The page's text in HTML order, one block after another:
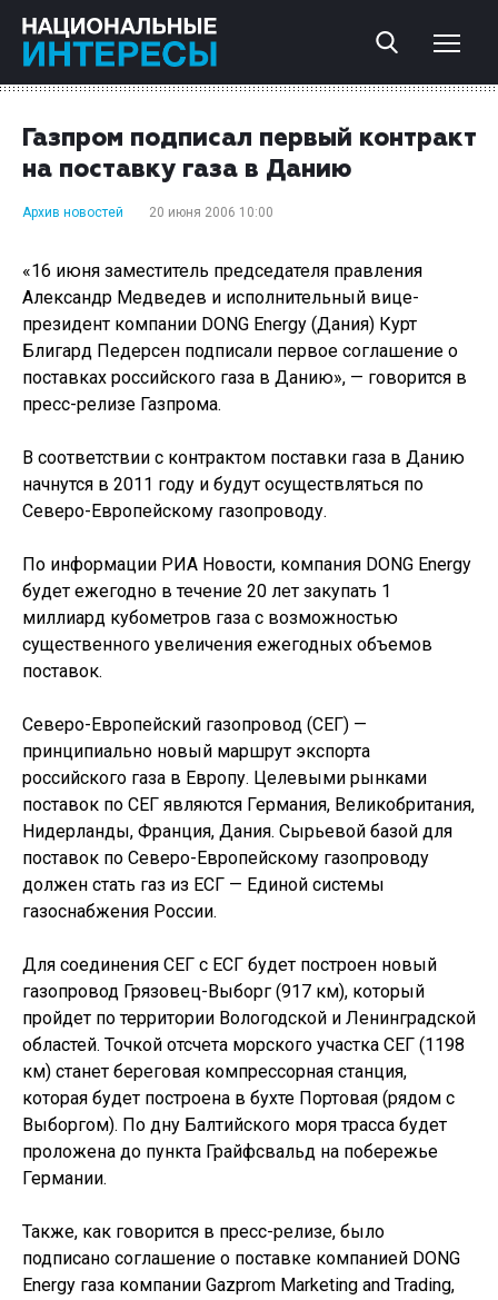
Газпром подписал первый контракт
на поставку газа в Данию
Архив новостей 20 июня 2006 10:00
«16 июня заместитель председателя правления
Александр Медведев и исполнительный вице-
президент компании DONG Energy (Дания) Курт
Блигард Педерсен подписали первое соглашение о
поставках российского газа в Данию», — говорится в
пресс-релизе Газпрома.
В соответствии с контрактом поставки газа в Данию
начнутся в 2011 году и будут осуществляться по
Северо-Европейскому газопроводу.
По информации РИА Новости, компания DONG Energy
будет ежегодно в течение 20 лет закупать 1
миллиард кубометров газа с возможностью
существенного увеличения ежегодных объемов
поставок.
Северо-Европейский газопровод (СЕГ) —
принципиально новый маршрут экспорта
российского газа в Европу. Целевыми рынками
поставок по СЕГ являются Германия, Великобритания,
Нидерланды, Франция, Дания. Сырьевой базой для
поставок по Северо-Европейскому газопроводу
должен стать газ из ЕСГ — Единой системы
газоснабжения России.
Для соединения СЕГ с ЕСГ будет построен новый
газопровод Грязовец-Выборг (917 км), который
пройдет по территории Вологодской и Ленинградской
областей. Точкой отсчета морского участка СЕГ (1198
км) станет береговая компрессорная станция,
которая будет построена в бухте Портовая (рядом с
Выборгом). По дну Балтийского моря трасса будет
проложена до пункта Грайфсвальд на побережье
Германии.
Также, как говорится в пресс-релизе, было
подписано соглашение о поставке компанией DONG
Energy газа компании Gazprom Marketing and Trading,